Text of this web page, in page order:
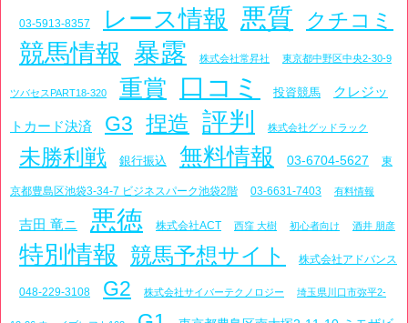
03-5913-8357 レース情報 悪質 クチコミ
競馬情報 暴露 株式会社常昇社 東京都中野区中央2-30-9
ツバセスPART18-320 重賞 口コミ 投資競馬 クレジッ
トカード決済 G3 捏造 評判 株式会社グッドラック
未勝利戦 銀行振込 無料情報 03-6704-5627 東
京都豊島区池袋3-34-7 ビジネスパーク池袋2階 03-6631-7403 有料情報
吉田 竜ニ 悪徳 株式会社ACT 西窪 大樹 初心者向け 酒井 朋彦
特別情報 競馬予想サイト 株式会社アドバンス
048-229-3108 G2 株式会社サイバーテクノロジー 埼玉県川口市弥平2-